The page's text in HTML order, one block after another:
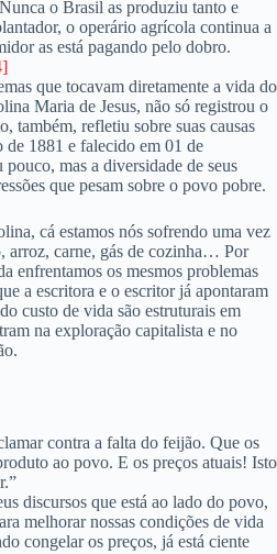
o Brasil as produziu tanto e
o operário agrícola continua a
as está pagando pelo dobro.
que tocavam diretamente a vida do
Maria de Jesus, não só registrou o
também, refletiu sobre suas causas
de 1881 e falecido em 01 de
mas a diversidade de seus
que pesam sobre o povo pobre.
cá estamos nós sofrendo uma vez
arroz, carne, gás de cozinha… Por
enfrentamos os mesmos problemas
a escritora e o escritor já apontaram
custo de vida são estruturais em
na exploração capitalista e no
contra a falta do feijão. Que os
ao povo. E os preços atuais! Isto
discursos que está ao lado do povo,
melhorar nossas condições de vida
congelar os preços, já está ciente